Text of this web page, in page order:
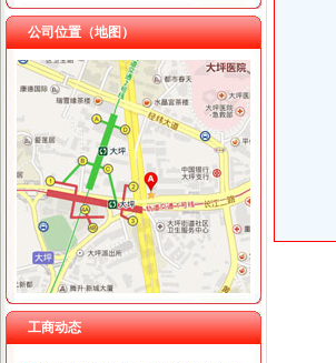
重庆宝鹰汽车销售有限公司
公司位置（地图）
工商动态
进出口货物收发货人报关注册登记证书
苏州关务天空苏州区外企业送货园区综保区申请分
进出口货物收发货人海关注册登记证变更所需材料
进出口货物收发货人报关注册登记证书办理换证需要
进出口货物收发货人报关注册登记证过期补办需要
进出口货物收发货人报关注册登记证书
进出口货物收发货人报关注册登记证书_政务咨询_浙
[企业问道]进出口货物收发货人报关注册登记证书过
进出口货物收发货人报关注册登记证书-锦程国际物流